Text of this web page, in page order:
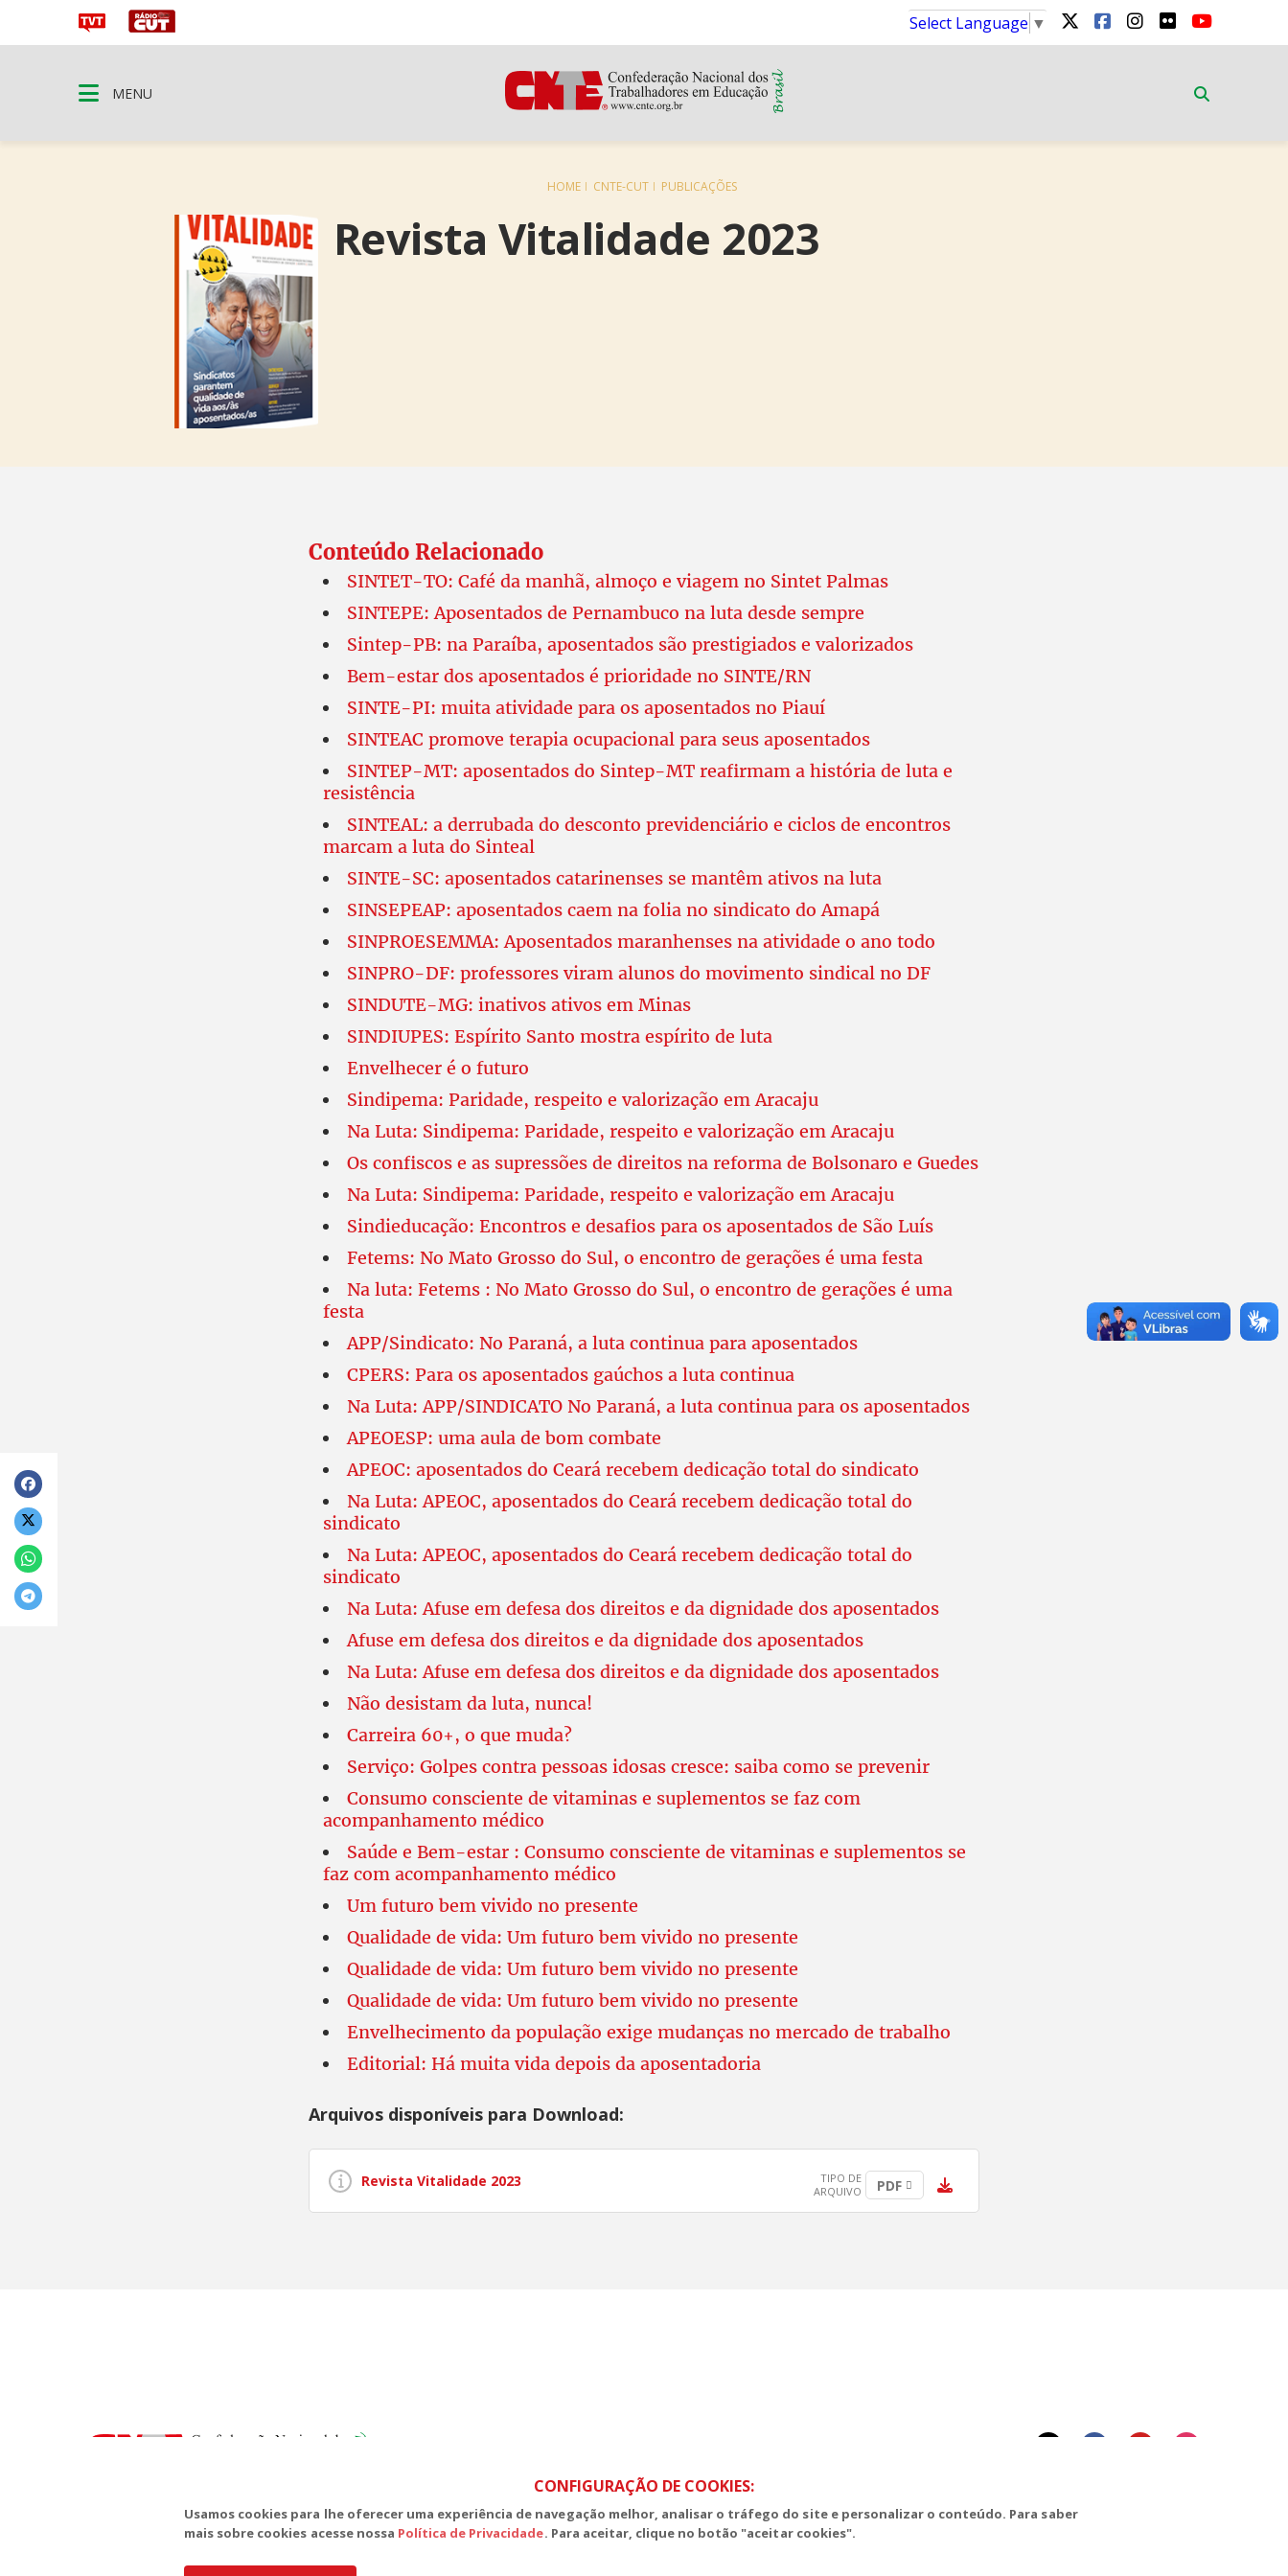
Select Language ▼
MENU
HOME CNTE-CUT PUBLICAÇÕES
Revista Vitalidade 2023
Conteúdo Relacionado
SINTET-TO: Café da manhã, almoço e viagem no Sintet Palmas
SINTEPE: Aposentados de Pernambuco na luta desde sempre
Sintep-PB: na Paraíba, aposentados são prestigiados e valorizados
Bem-estar dos aposentados é prioridade no SINTE/RN
SINTE-PI: muita atividade para os aposentados no Piauí
SINTEAC promove terapia ocupacional para seus aposentados
SINTEP-MT: aposentados do Sintep-MT reafirmam a história de luta e
resistência
SINTEAL: a derrubada do desconto previdenciário e ciclos de encontros
marcam a luta do Sinteal
SINTE-SC: aposentados catarinenses se mantêm ativos na luta
SINSEPEAP: aposentados caem na folia no sindicato do Amapá
SINPROESEMMA: Aposentados maranhenses na atividade o ano todo
SINPRO-DF: professores viram alunos do movimento sindical no DF
SINDUTE-MG: inativos ativos em Minas
SINDIUPES: Espírito Santo mostra espírito de luta
Envelhecer é o futuro
Sindipema: Paridade, respeito e valorização em Aracaju
Na Luta: Sindipema: Paridade, respeito e valorização em Aracaju
Os confiscos e as supressões de direitos na reforma de Bolsonaro e Guedes
Na Luta: Sindipema: Paridade, respeito e valorização em Aracaju
Sindieducação: Encontros e desafios para os aposentados de São Luís
Fetems: No Mato Grosso do Sul, o encontro de gerações é uma festa
Na luta: Fetems : No Mato Grosso do Sul, o encontro de gerações é uma
festa
APP/Sindicato: No Paraná, a luta continua para aposentados
CPERS: Para os aposentados gaúchos a luta continua
Na Luta: APP/SINDICATO No Paraná, a luta continua para os aposentados
APEOESP: uma aula de bom combate
APEOC: aposentados do Ceará recebem dedicação total do sindicato
Na Luta: APEOC, aposentados do Ceará recebem dedicação total do
sindicato
Na Luta: APEOC, aposentados do Ceará recebem dedicação total do
sindicato
Na Luta: Afuse em defesa dos direitos e da dignidade dos aposentados
Afuse em defesa dos direitos e da dignidade dos aposentados
Na Luta: Afuse em defesa dos direitos e da dignidade dos aposentados
Não desistam da luta, nunca!
Carreira 60+, o que muda?
Serviço: Golpes contra pessoas idosas cresce: saiba como se prevenir
Consumo consciente de vitaminas e suplementos se faz com
acompanhamento médico
Saúde e Bem-estar : Consumo consciente de vitaminas e suplementos se
faz com acompanhamento médico
Um futuro bem vivido no presente
Qualidade de vida: Um futuro bem vivido no presente
Qualidade de vida: Um futuro bem vivido no presente
Qualidade de vida: Um futuro bem vivido no presente
Envelhecimento da população exige mudanças no mercado de trabalho
Editorial: Há muita vida depois da aposentadoria
Arquivos disponíveis para Download:
Revista Vitalidade 2023
TIPO DE
ARQUIVO
PDF
CONFIGURAÇÃO DE COOKIES:
Usamos cookies para lhe oferecer uma experiência de navegação melhor, analisar o tráfego do site e personalizar o conteúdo. Para saber
mais sobre cookies acesse nossa Política de Privacidade. Para aceitar, clique no botão "aceitar cookies".